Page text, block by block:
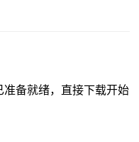
备就绪，直接下载开始